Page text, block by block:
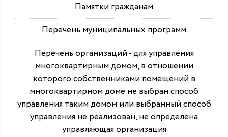
Памятки гражданам
Перечень муниципальных программ
Перечень организаций - для управления
многоквартирным домом, в отношении
которого собственниками помещений в
многоквартирном доме не выбран способ
управления таким домом или выбранный способ
управления не реализован, не определена
управляющая организация